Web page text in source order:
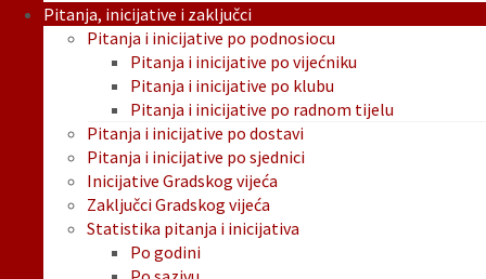
Pitanja, inicijative i zaključci
Pitanja i inicijative po podnosiocu
Pitanja i inicijative po vijećniku
Pitanja i inicijative po klubu
Pitanja i inicijative po radnom tijelu
Pitanja i inicijative po dostavi
Pitanja i inicijative po sjednici
Inicijative Gradskog vijeća
Zaključci Gradskog vijeća
Statistika pitanja i inicijativa
Po godini